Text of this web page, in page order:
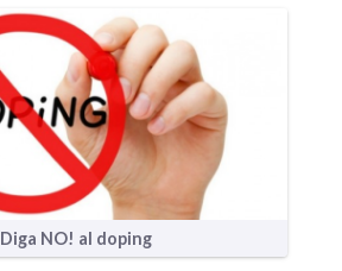
Diga NO! al doping